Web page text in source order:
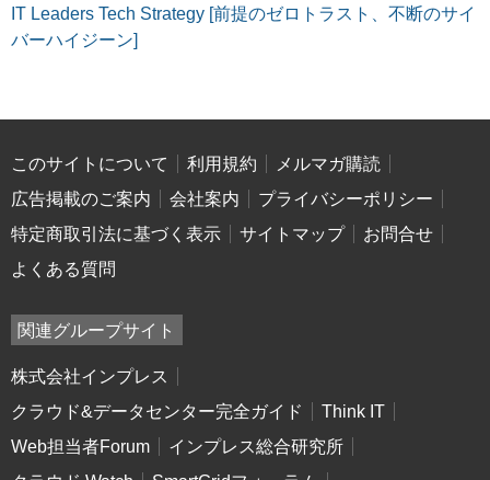
IT Leaders Tech Strategy [前提のゼロトラスト、不断のサイ
バーハイジーン]
このサイトについて 利用規約
メルマガ購読
広告掲載のご案内
会社案内
プライバシーポリシー
特定商取引法に基づく表示
サイトマップ
お問合せ
よくある質問
関連グループサイト
株式会社インプレス
クラウド&データセンター完全ガイド
Think IT
Web担当者Forum
インプレス総合研究所